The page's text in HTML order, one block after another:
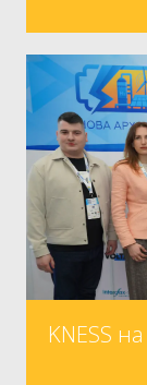
KNESS